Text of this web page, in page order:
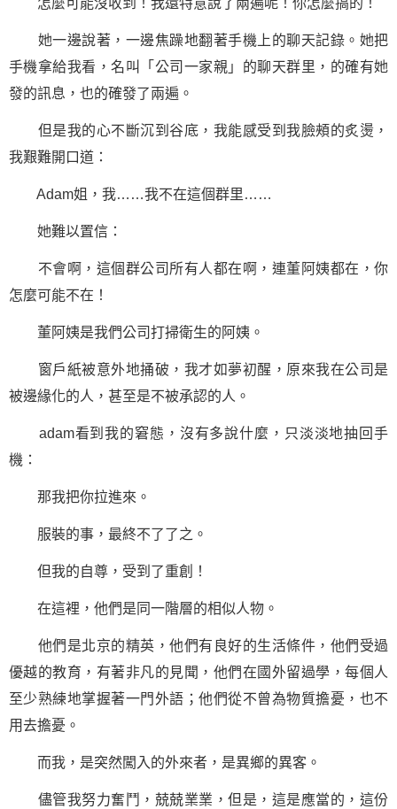
怎麼可能沒收到！我還特意說了兩遍呢！你怎麼搞的！
她一邊說著，一邊焦躁地翻著手機上的聊天記錄。她把
手機拿給我看，名叫「公司一家親」的聊天群里，的確有她
發的訊息，也的確發了兩遍。
但是我的心不斷沉到谷底，我能感受到我臉頰的炙燙，
我艱難開口道：
Adam姐，我……我不在這個群里……
她難以置信：
不會啊，這個群公司所有人都在啊，連董阿姨都在，你
怎麼可能不在！
董阿姨是我們公司打掃衛生的阿姨。
窗戶紙被意外地捅破，我才如夢初醒，原來我在公司是
被邊緣化的人，甚至是不被承認的人。
adam看到我的窘態，沒有多說什麼，只淡淡地抽回手
機：
那我把你拉進來。
服裝的事，最終不了了之。
但我的自尊，受到了重創！
在這裡，他們是同一階層的相似人物。
他們是北京的精英，他們有良好的生活條件，他們受過
優越的教育，有著非凡的見聞，他們在國外留過學，每個人
至少熟練地掌握著一門外語；他們從不曾為物質擔憂，也不
用去擔憂。
而我，是突然闖入的外來者，是異鄉的異客。
儘管我努力奮鬥 ，兢兢業業，但是，這是應當的，這份